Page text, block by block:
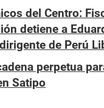
del Centro:
detiene a
de Perú
perpetua
Satipo